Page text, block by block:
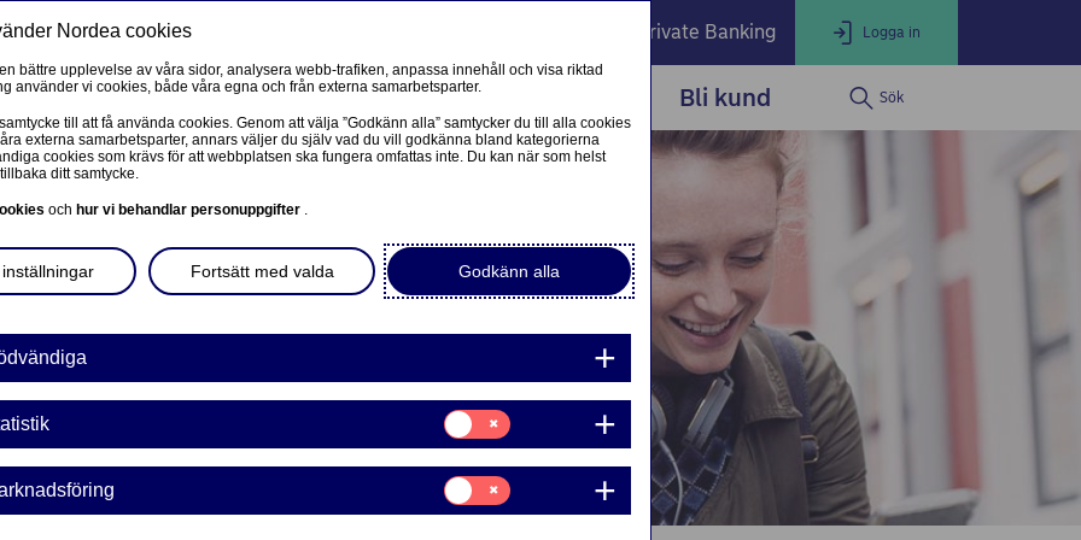
Private Banking Logga in
LOGGA IN
Logga in i nätbanken
Logga in som företagskund
Nordea Business
FÖRETAG
Corporate Netbank
Nordea Corporate
Våra sidor – kundinformation
Företagets Dokument/Signera digitalt
GiroLink
Nordea Bokföring
Ditt liv Våra tjänster Bli kund Sök
mer
Vet du hur du kan
Nordea cookies
bättre upplevelse av våra sidor, analysera webb-trafiken, anpassa innehåll och visa riktad
använder vi cookies, både våra egna och från externa samarbetsparter.
till att få använda cookies. Genom att välja ”Godkänn alla” samtycker du till alla cookies
externa samarbetsparter, annars väljer du själv vad du vill godkänna bland kategorierna
cookies som krävs för att webbplatsen ska fungera omfattas inte. Du kan när som helst
ditt samtycke.
och hur vi behandlar personuppgifter .
Godkänn alla
Fortsätt med valda
Samtycke
för:
Statistik
Samtycke
för:
Marknadsföring